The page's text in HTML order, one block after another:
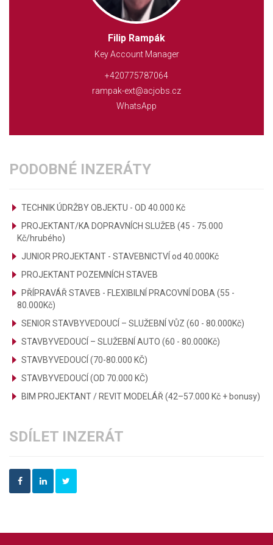
Filip Rampák
Key Account Manager
+420775787064
rampak-ext@acjobs.cz
WhatsApp
PODOBNÉ INZERÁTY
TECHNIK ÚDRŽBY OBJEKTU - OD 40.000 Kč
PROJEKTANT/KA DOPRAVNÍCH SLUŽEB (45 - 75.000
Kč/hrubého)
JUNIOR PROJEKTANT - STAVEBNICTVÍ od 40.000Kč
PROJEKTANT POZEMNÍCH STAVEB
PŘÍPRAVÁŘ STAVEB - FLEXIBILNÍ PRACOVNÍ DOBA (55 -
80.000Kč)
SENIOR STAVBYVEDOUCÍ – SLUŽEBNÍ VŮZ (60 - 80.000Kč)
STAVBYVEDOUCÍ – SLUŽEBNÍ AUTO (60 - 80.000Kč)
STAVBYVEDOUCÍ (70-80.000 KČ)
STAVBYVEDOUCÍ (OD 70.000 KČ)
BIM PROJEKTANT / REVIT MODELÁŘ (42–57.000 Kč + bonusy)
SDÍLET INZERÁT